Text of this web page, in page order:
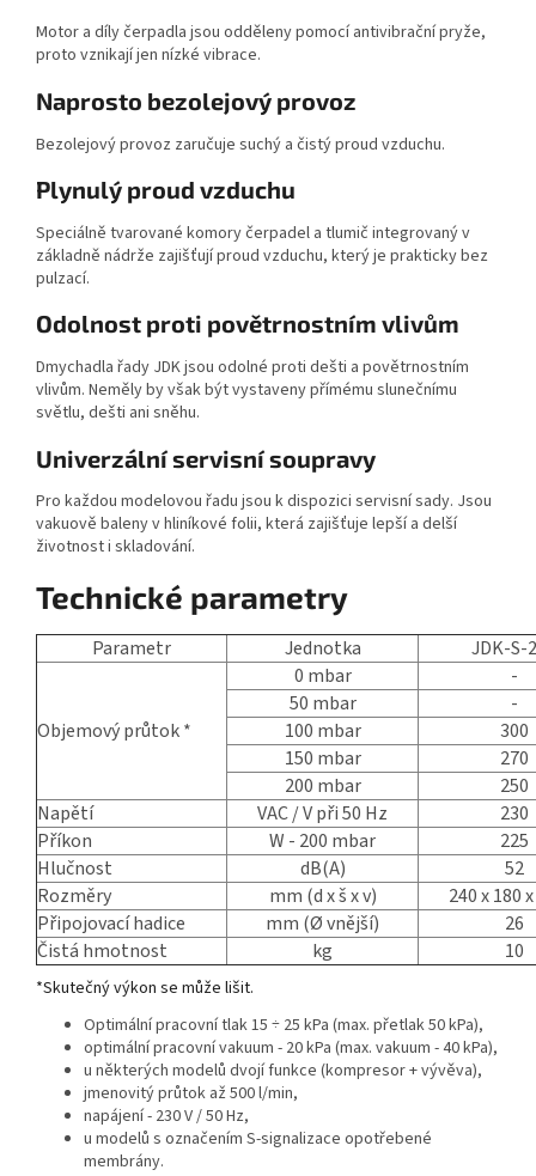
Motor a díly čerpadla jsou odděleny pomocí antivibrační pryže,
proto vznikají jen nízké vibrace.
Naprosto bezolejový provoz
Bezolejový provoz zaručuje suchý a čistý proud vzduchu.
Plynulý proud vzduchu
Speciálně tvarované komory čerpadel a tlumič integrovaný v
základně nádrže zajišťují proud vzduchu, který je prakticky bez
pulzací.
Odolnost proti povětrnostním vlivům
Dmychadla řady JDK jsou odolné proti dešti a povětrnostním
vlivům. Neměly by však být vystaveny přímému slunečnímu
světlu, dešti ani sněhu.
Univerzální servisní soupravy
Pro každou modelovou řadu jsou k dispozici servisní sady. Jsou
vakuově baleny v hliníkové folii, která zajišťuje lepší a delší
životnost i skladování.
Technické parametry
Parametr Jednotka JDK-S-
Objemový průtok *
0 mbar
-
50 mbar
-
100 mbar
300
150 mbar
270
200 mbar
250
Napětí
VAC / V při 50 Hz
230
Příkon
W - 200 mbar
225
Hlučnost
dB(A)
52
Rozměry
mm (d x š x v)
240 x 180
Připojovací hadice
mm (Ø vnější)
26
Čistá hmotnost
kg 10
*Skutečný výkon se může lišit.
Optimální pracovní tlak 15 ÷ 25 kPa (max. přetlak 50 kPa),
optimální pracovní vakuum - 20 kPa (max. vakuum - 40 kPa),
u některých modelů dvojí funkce (kompresor + vývěva),
jmenovitý průtok až 500 l/min,
napájení - 230 V / 50 Hz,
u modelů s označením S-signalizace opotřebené
membrány.